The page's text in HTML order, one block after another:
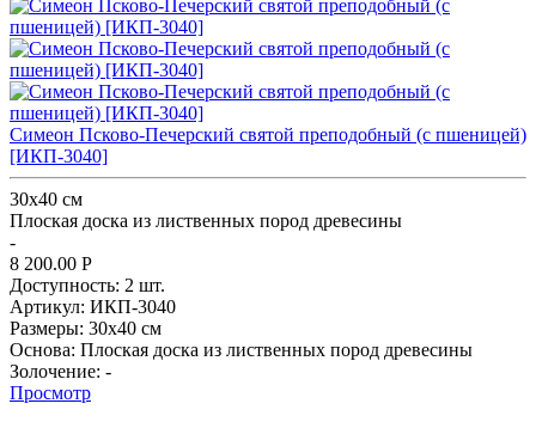
Симеон Псково-Печерский святой преподобный (с пшеницей)
[ИКП-3040]
30x40 см
Плоская доска из лиственных пород древесины
-
8 200.00 Р
Доступность: 2 шт.
Артикул: ИКП-3040
Размеры: 30x40 см
Основа: Плоская доска из лиственных пород древесины
Золочение: -
Просмотр